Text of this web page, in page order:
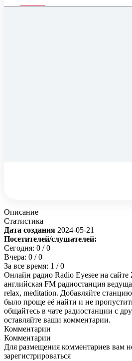
Описание
Статистика
Дата создания 2024-05-21
Посетителей/слушателей:
Сегодня: 0 / 0
Вчера: 0 / 0
За все время: 1 / 0
Онлайн радио Radio Eyesee на
английская FM радиостанция
relax, meditation. Добавляйте
было проще её найти и не
общайтесь в чате радиостанции с
оставляйте ваши комментарии.
Комментарии
Комментарии
Для размещения комментариев вам
зарегистрироваться